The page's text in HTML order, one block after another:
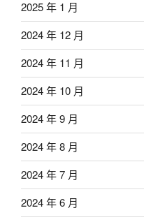
2025 年 1 月
2024 年 12 月
2024 年 11 月
2024 年 10 月
2024 年 9 月
2024 年 8 月
2024 年 7 月
2024 年 6 月